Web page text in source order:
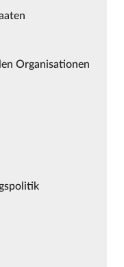
Organisationen